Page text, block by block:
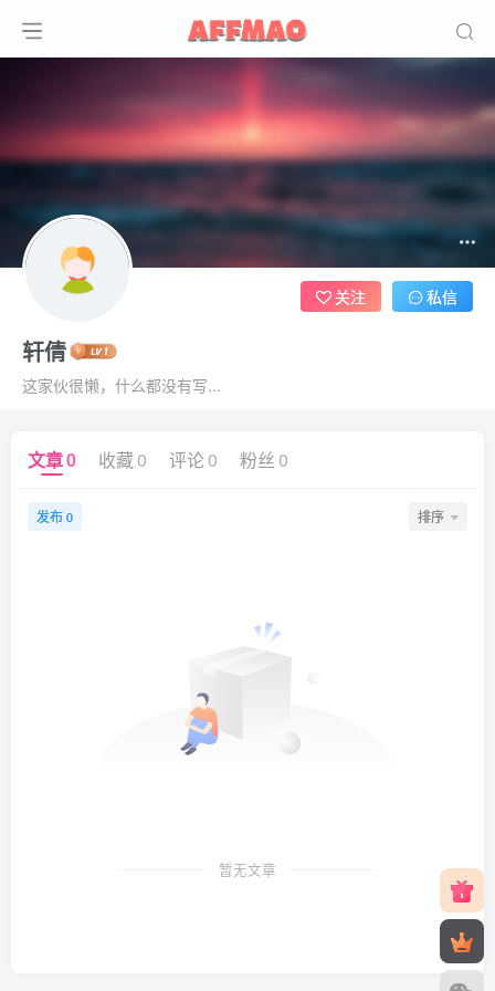
轩倩
这家伙很懒，什么都没有写...
关注 私信
文章0 收藏0 评论0 粉丝 0
发布 0 排序
暂无文章